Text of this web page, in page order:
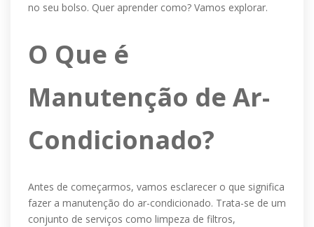
no seu bolso. Quer aprender como? Vamos explorar.
O Que é
Manutenção de Ar-
Condicionado?
Antes de começarmos, vamos esclarecer o que significa
fazer a manutenção do ar-condicionado. Trata-se de um
conjunto de serviços como limpeza de filtros,